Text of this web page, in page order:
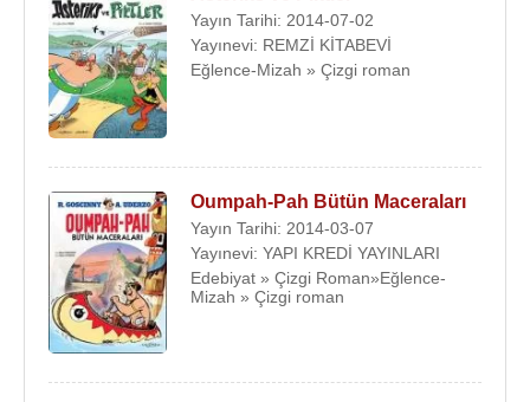
Yayın Tarihi: 2014-07-02
Yayınevi: REMZİ KİTABEVİ
Eğlence-Mizah » Çizgi roman
Oumpah-Pah Bütün Maceraları
Yayın Tarihi: 2014-03-07
Yayınevi: YAPI KREDİ YAYINLARI
Edebiyat » Çizgi Roman»Eğlence-
Mizah » Çizgi roman